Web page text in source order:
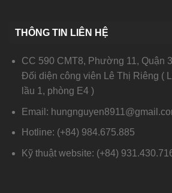
THÔNG TIN LIÊN HỆ
CC 590 CMT8, Phường 11, Quận 3
Đối diện công viên Lê Thị Riêng (
lầu 1, phòng E4 )
Email:
Hotline: (+84) 984.675.885
Kỹ thuật website: (+84)